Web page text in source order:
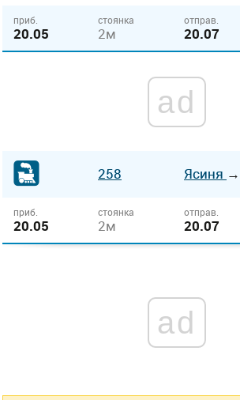
приб.
20.05
стоянка
2м
отправ.
20.07
ad
258 Ясиня →
приб.
20.05
стоянка
2м
отправ.
20.07
ad